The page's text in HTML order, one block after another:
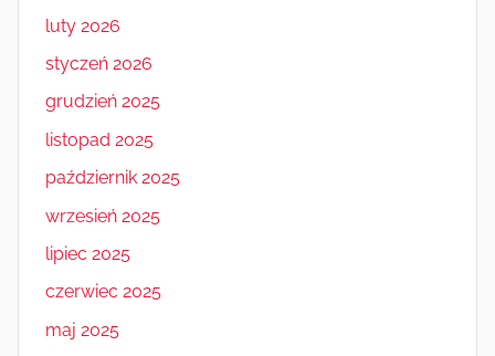
luty 2026
styczeń 2026
grudzień 2025
listopad 2025
październik 2025
wrzesień 2025
lipiec 2025
czerwiec 2025
maj 2025